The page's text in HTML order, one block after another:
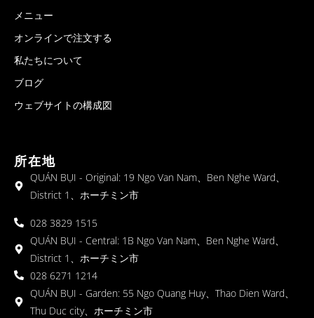
メニュー
オンラインで注文する
私たちについて
ブログ
ウェブサイトの構成図
所在地
QUÁN BỤI - Original: 19 Ngo Van Nam、Ben Nghe Ward、
District 1、ホーチミン市
028 3829 1515
QUÁN BỤI - Central: 1B Ngo Van Nam、Ben Nghe Ward、
District 1、ホーチミン市
028 6271 1214
QUÁN BỤI - Garden: 55 Ngo Quang Huy、Thao Dien Ward、
Thu Duc city、ホーチミン市